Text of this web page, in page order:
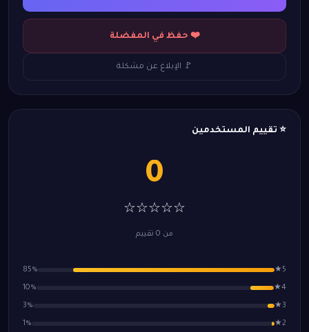
❤️ حفظ في المفضلة
🚩 الإبلاغ عن مشكلة
⭐ تقييم المستخدمين
0
☆☆☆☆☆
من 0 تقييم
5★
85%
4★
10%
3★
3%
2★
1%